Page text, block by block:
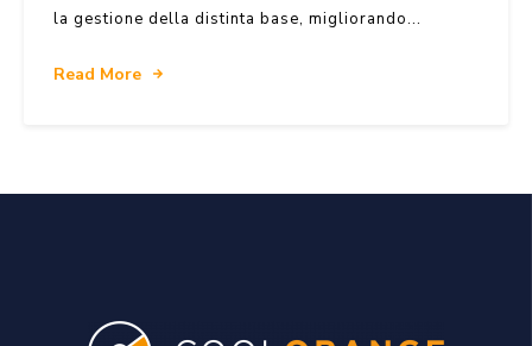
la gestione della distinta base, migliorando...
Read More